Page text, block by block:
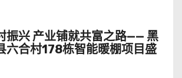
振兴 产业铺就共富之路—— 黑
六合村178栋智能暖棚项目盛